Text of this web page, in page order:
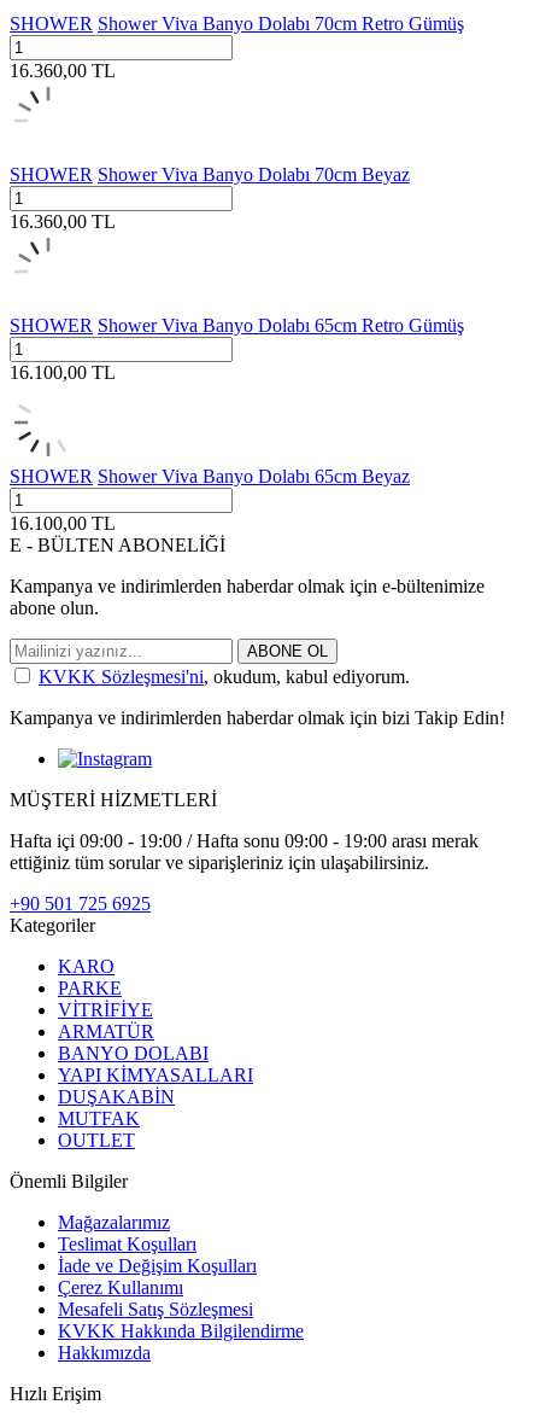
SHOWER Shower Viva Banyo Dolabı 70cm Retro Gümüş
16.360,00 TL
SHOWER Shower Viva Banyo Dolabı 70cm Beyaz
16.360,00 TL
SHOWER Shower Viva Banyo Dolabı 65cm Retro Gümüş
16.100,00 TL
SHOWER Shower Viva Banyo Dolabı 65cm Beyaz
16.100,00 TL
E - BÜLTEN ABONELİĞİ
Kampanya ve indirimlerden haberdar olmak için e-bültenimize
abone olun.
ABONE OL
KVKK Sözleşmesi'ni, okudum, kabul ediyorum.
Kampanya ve indirimlerden haberdar olmak için bizi Takip Edin!
MÜŞTERİ HİZMETLERİ
Hafta içi 09:00 - 19:00 / Hafta sonu 09:00 - 19:00 arası merak
ettiğiniz tüm sorular ve siparişleriniz için ulaşabilirsiniz.
+90 501 725 6925
Kategoriler
KARO
PARKE
VİTRİFİYE
ARMATÜR
BANYO DOLABI
YAPI KİMYASALLARI
DUŞAKABİN
MUTFAK
OUTLET
Önemli Bilgiler
Mağazalarımız
Teslimat Koşulları
İade ve Değişim Koşulları
Çerez Kullanımı
Mesafeli Satış Sözleşmesi
KVKK Hakkında Bilgilendirme
Hakkımızda
Hızlı Erişim